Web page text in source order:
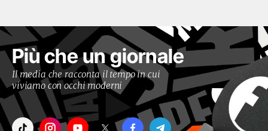
Più che un giornale
Il media che racconta il tempo in cui
viviamo con occhi moderni